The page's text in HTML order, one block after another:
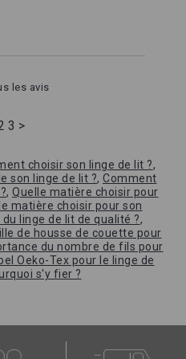
les avis
3 >
choisir son linge de lit ?,
son linge de lit ?, Comment
, Quelle matière choisir pour
matière choisir pour son
linge de lit de qualité ?,
de housse de couette pour
du nombre de fils pour
Oeko-Tex pour le linge de
s'y fier ?